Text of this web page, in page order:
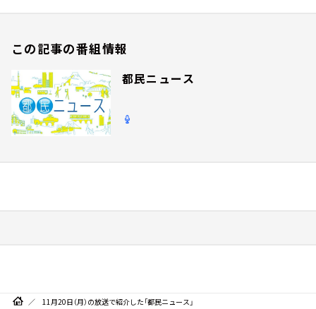
この記事の番組情報
都民ニュース
11月20日（月）の放送で紹介した「都民ニュース」